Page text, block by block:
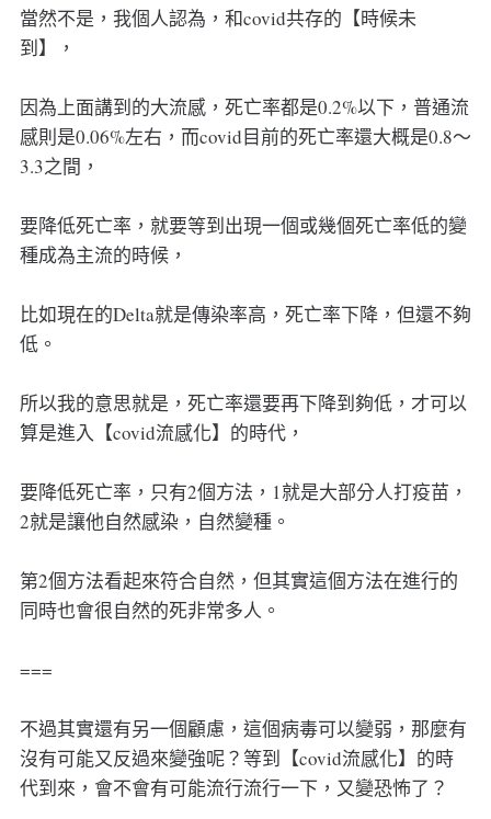
當然不是，我個人認為，和covid共存的【時候未
到】，
因為上面講到的大流感，死亡率都是0.2%以下，普通流
感則是0.06%左右，而covid目前的死亡率還大概是0.8～
3.3之間，
要降低死亡率，就要等到出現一個或幾個死亡率低的變
種成為主流的時候，
比如現在的Delta就是傳染率高，死亡率下降，但還不夠
低。
所以我的意思就是，死亡率還要再下降到夠低，才可以
算是進入【covid流感化】的時代，
要降低死亡率，只有2個方法，1就是大部分人打疫苗，
2就是讓他自然感染，自然變種。
第2個方法看起來符合自然，但其實這個方法在進行的
同時也會很自然的死非常多人。
===
不過其實還有另一個顧慮，這個病毒可以變弱，那麼有
沒有可能又反過來變強呢？等到【covid流感化】的時
代到來，會不會有可能流行流行一下，又變恐怖了？